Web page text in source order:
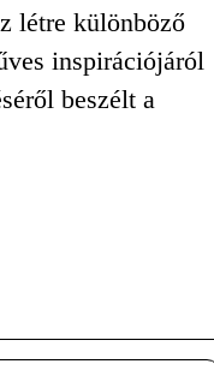
létre különböző
inspirációjáról
beszélt a